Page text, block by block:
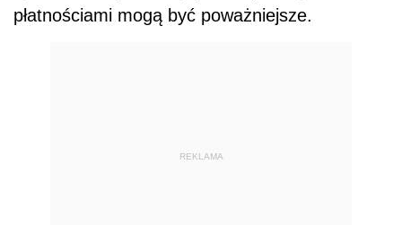
płatnościami mogą być poważniejsze.
REKLAMA